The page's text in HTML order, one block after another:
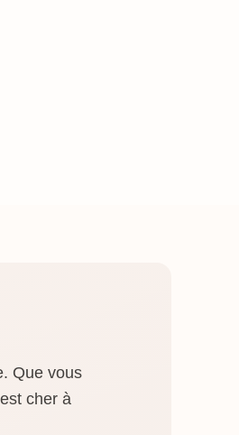
Que vous
cher à